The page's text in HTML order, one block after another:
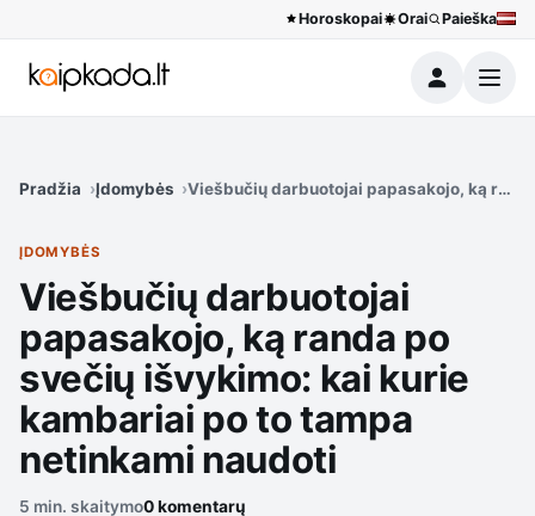
Horoskopai Orai Paieška
Meniu
Pradžia Įdomybės Viešbučių darbuotojai papasakojo, ką
ĮDOMYBĖS
Viešbučių darbuotojai
papasakojo, ką randa po
svečių išvykimo: kai kurie
kambariai po to tampa
netinkami naudoti
5 min. skaitymo0 komentarų